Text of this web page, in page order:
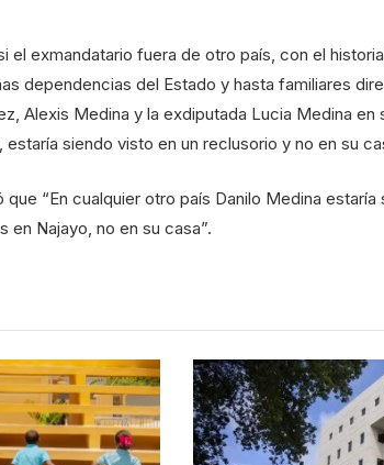
el exmandatario fuera de otro país, con el
dependencias del Estado y hasta familiares
Alexis Medina y la exdiputada Lucia Medina
estaría siendo visto en un reclusorio y no en su
“En cualquier otro país Danilo Medina
en Najayo, no en su casa”.